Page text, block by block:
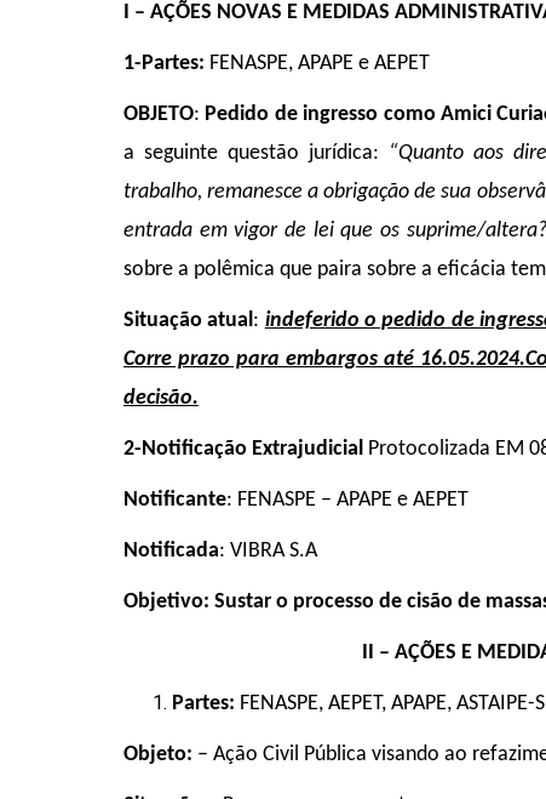
I – AÇÕES NOVAS E MEDIDAS
1-Partes: FENASPE, APAPE e AEPET
OBJETO: Pedido de ingresso como Amici
a seguinte questão jurídica: “Quanto aos
trabalho, remanesce a obrigação de sua
entrada em vigor de lei que os suprime/
sobre a polêmica que paira sobre a eficácia
Situação atual: indeferido o pedido de
Corre prazo para embargos até
decisão.
2-Notificação Extrajudicial Protocolizada EM
Notificante: FENASPE – APAPE e AEPET
Notificada: VIBRA S.A
Objetivo: Sustar o processo de cisão de
II – AÇÕES E
Partes: FENASPE, AEPET, APAPE, ASTAIPE-
Objeto: – Ação Civil Pública visando ao